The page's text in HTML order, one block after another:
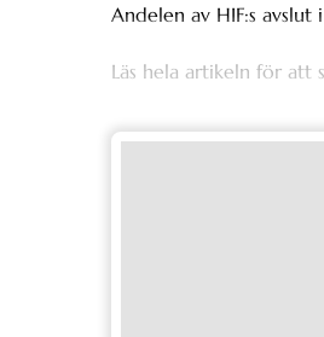
Andelen av HIF:s avslut
Läs hela artikeln för att